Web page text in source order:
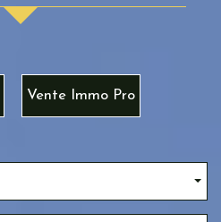
Vente Immo Pro